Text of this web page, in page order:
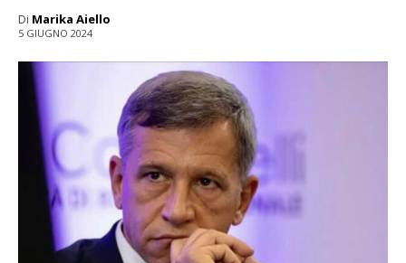
Di Marika Aiello
5 GIUGNO 2024